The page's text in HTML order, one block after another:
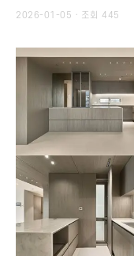
2026-01-05 · 조회 445